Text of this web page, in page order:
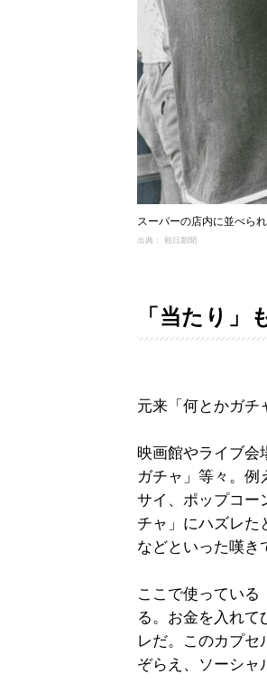
スーパーの店内に並べら
出典： 朝日新聞
「当たり」
元来「何とかガチ
映画館やライブ会
ガチャ」等々。例
サイ、ポップコー
チャ」にハズレた
などといった嘆き
ここで使っている
る。お金を入れて
レだ。このカプセ
ぞらえ、ソーシャ